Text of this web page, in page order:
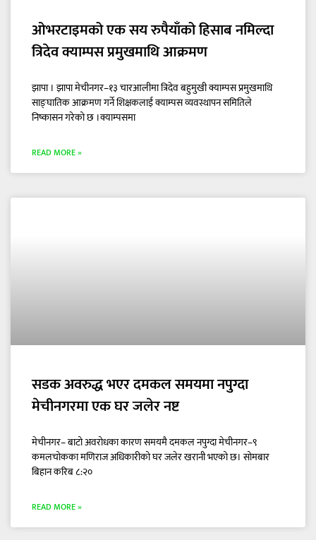
ओभरटाइमको एक सय रुपैयाँको हिसाब नमिल्दा
त्रिदेव क्याम्पस प्रमुखमाथि आक्रमण
झापा । झापा मेचीनगर–१३ चारआलीमा त्रिदेव बहुमुखी क्याम्पस प्रमुखमाथि
साङ्घातिक आक्रमण गर्ने शिक्षकलाई क्याम्पस व्यवस्थापन समितिले
निष्कासन गरेको छ ।क्याम्पसमा
READ MORE »
सडक अवरुद्ध भएर दमकल समयमा नपुग्दा
मेचीनगरमा एक घर जलेर नष्ट
मेचीनगर– बाटो अवरोधका कारण समयमै दमकल नपुग्दा मेचीनगर–९
कमलचोकका मणिराज अधिकारीको घर जलेर खरानी भएको छ। सोमबार
बिहान करिब ८:२०
READ MORE »